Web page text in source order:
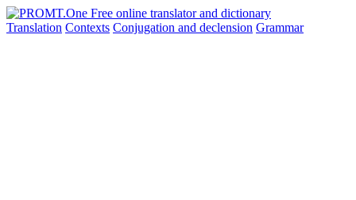
Translation Contexts Conjugation and declension Grammar